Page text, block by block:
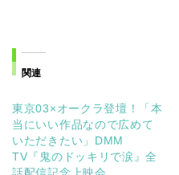
関連
東京03×オークラ登壇！「本
当にいい作品なので広めて
いただきたい」DMM
TV『鬼のドッキリで涙』全